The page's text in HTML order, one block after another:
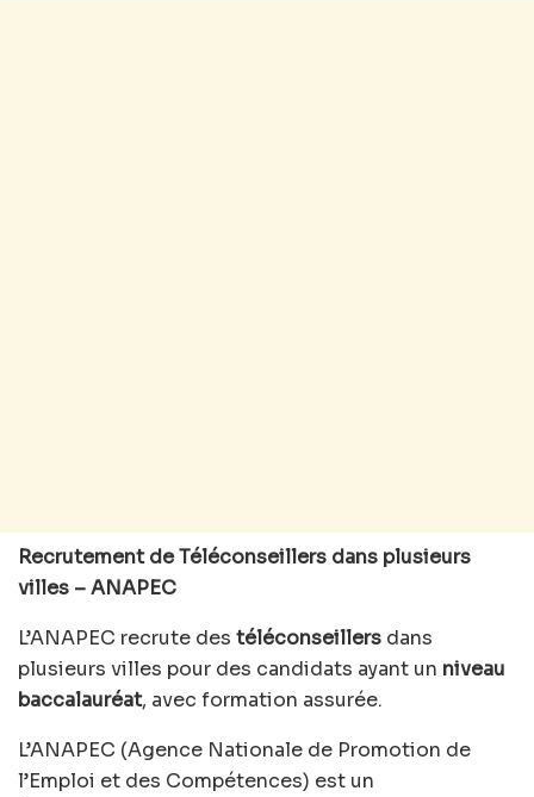
Recrutement de Téléconseillers dans plusieurs
villes – ANAPEC
L’ANAPEC recrute des téléconseillers dans
plusieurs villes pour des candidats ayant un niveau
baccalauréat, avec formation assurée.
L’ANAPEC (Agence Nationale de Promotion de
l’Emploi et des Compétences) est un